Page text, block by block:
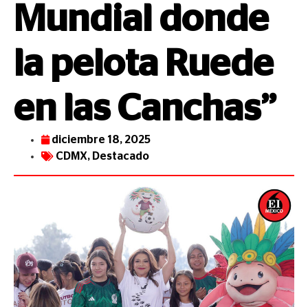
Mundial donde
la pelota Ruede
en las Canchas”
diciembre 18, 2025
CDMX, Destacado